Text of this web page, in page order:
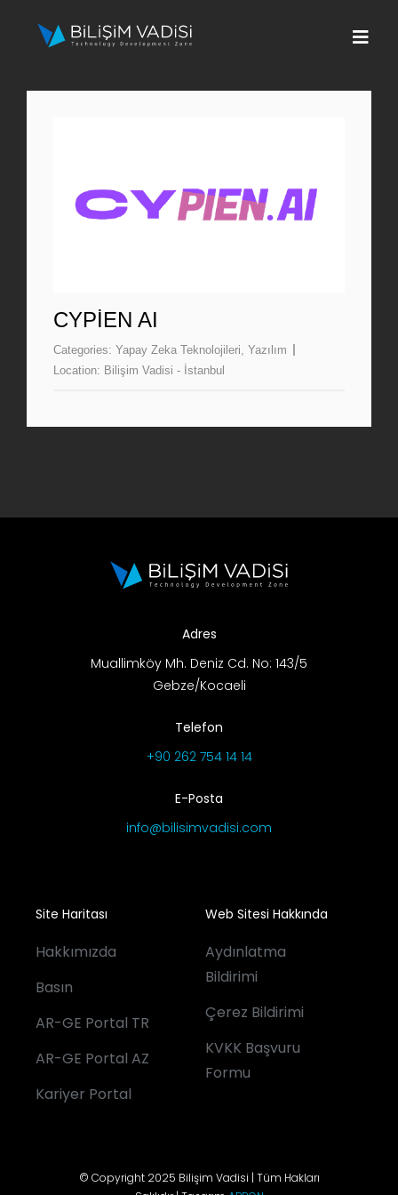
Hakkımızda
Programlar
Fona Başvur
CYPIEN AI
Categories: Yapay Zeka Teknolojileri Yazılım
Location: Bilişim Vadisi - İstanbul
Adres
Muallimköy Mh. Deniz Cd. No: 143/5
Gebze/Kocaeli
Telefon
+90 262 754 14 14
E-Posta
info@bilisimvadisi.com
Site Haritası
Hakkımızda
Basın
AR-GE Portal TR
AR-GE Portal AZ
Kariyer Portal
Web Sitesi Hakkında
Aydınlatma
Bildirimi
Çerez Bildirimi
KVKK Başvuru
Formu
© Copyright 2025 Bilişim Vadisi | Tüm Hakları